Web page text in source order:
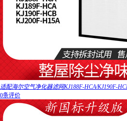
适配海尔空气净化器滤网KJ188F-HCA/KJ190F-
0条评价